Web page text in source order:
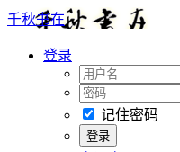
千秋书在
登录
记住密码